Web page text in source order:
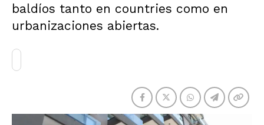
baldíos tanto en countries como en
urbanizaciones abiertas.